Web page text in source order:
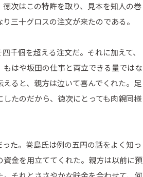
次はこの特許を取り、見本を知人の巻
三十グロスの注文が来たのである。
千個を超える注文だ。それに加えて、
はや坂田の仕事と両立できる量ではな
ると、親方は泣いて喜んでくれた。足
たのだから、徳次にとっても肉親同様
た。巻島氏は例の五円の話をよく知っ
金を用立ててくれた。親方は以前に預